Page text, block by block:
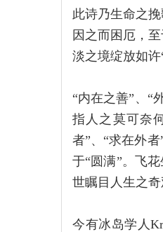
此诗乃生命之
因之而困厄，
淡之境绽放如许
“内在之善”、“
指人之莫可奈
者”、“求在外
于“圆满”。飞
世瞩目人生之奇
今有冰岛学人